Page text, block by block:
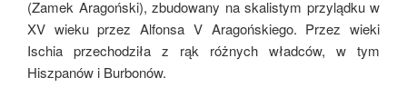
(Zamek Aragoński), zbudowany na skalistym przylądku w
XV wieku przez Alfonsa V Aragońskiego. Przez wieki
Ischia przechodziła z rąk różnych władców, w tym
Hiszpanów i Burbonów.